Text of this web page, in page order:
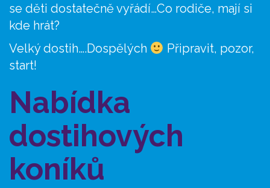
se děti dostatečně vyřádí…Co rodiče, mají si
kde hrát?
Velký dostih….Dospělých
Připravit, pozor,
start!
Nabídka
dostihových
koníků